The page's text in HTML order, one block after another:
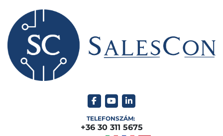
facebook
youtubelinkedin
TELEFONSZÁM:
+36 30 311 5675